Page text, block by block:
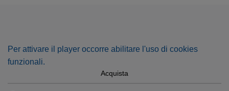
Per attivare il player occorre abilitare l'uso di cookies
funzionali.
Acquista